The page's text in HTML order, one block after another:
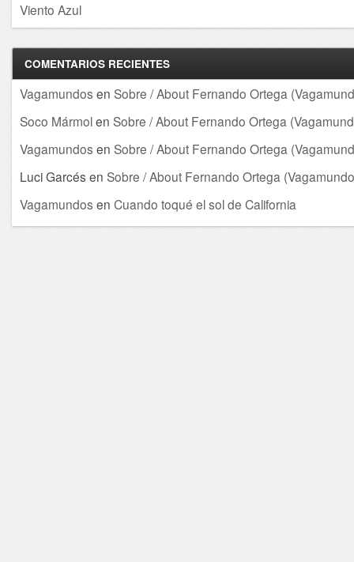
Viento Azul
COMENTARIOS RECIENTES
Vagamundos en Sobre / About Fernando Ortega
Soco Mármolen Sobre / About Fernando Ortega
Vagamundos en Sobre / About Fernando Ortega
Luci Garcés en Sobre / About Fernando Ortega
Vagamundos en Cuando toqué el sol de California